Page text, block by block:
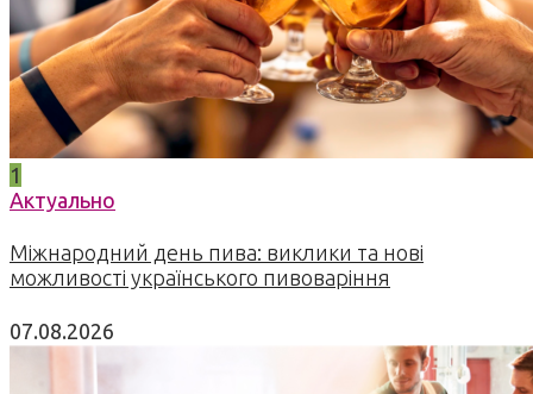
1
Актуально
Міжнародний день пива: виклики та нові
можливості українського пивоваріння
07.08.2026